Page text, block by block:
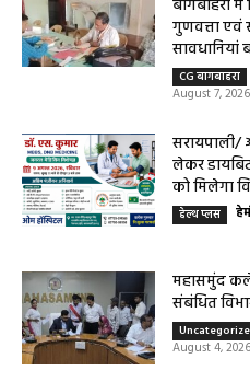
विद्यार्थियों को तंबाकू के दुष्प्रभावों की दी
चिकित्सा एवं...
महासमुंद खाद्य
बागबाहरा
गुणवत्ता एवं
CG बागबाहरा
August 7, 2026
सरायपाली/
लेकर
हेल्थ प्लस
महासमुंद